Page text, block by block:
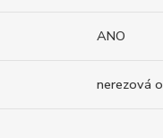
ANO
nerezová